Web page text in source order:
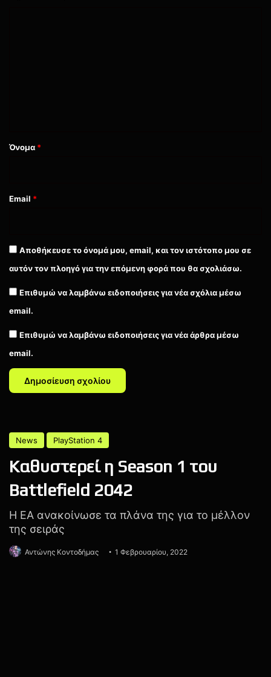
Όνομα *
Email *
Αποθήκευσε το όνομά μου, email, και τον ιστότοπο μου σε
αυτόν τον πλοηγό για την επόμενη φορά που θα σχολιάσω.
Επιθυμώ να λαμβάνω ειδοποιήσεις για νέα σχόλια μέσω
email.
Επιθυμώ να λαμβάνω ειδοποιήσεις για νέα άρθρα μέσω
email.